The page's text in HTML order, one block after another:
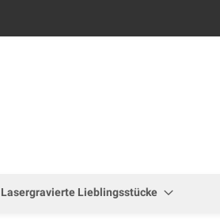
Lasergravierte Lieblingsstücke